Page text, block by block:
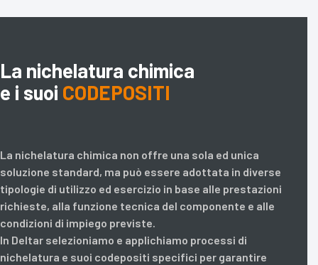
La nichelatura chimica
e i suoi CODEPOSITI
La nichelatura chimica non offre una sola ed unica
soluzione standard, ma può essere adottata in diverse
tipologie di utilizzo ed esercizio in base alle prestazioni
richieste, alla funzione tecnica del componente e alle
condizioni di impiego previste.
In Deltar selezioniamo e applichiamo processi di
nichelatura e suoi codepositi specifici per garantire